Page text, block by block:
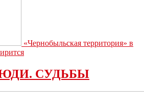
«Чернобыльская территория» в
СУДЬБЫ